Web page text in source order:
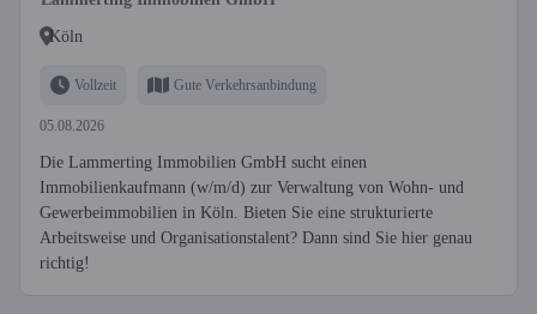
Köln
Vollzeit Gute Verkehrsanbindung
05.08.2026
Die Lammerting Immobilien GmbH sucht einen
Immobilienkaufmann (w/m/d) zur Verwaltung von Wohn- und
Gewerbeimmobilien in Köln. Bieten Sie eine strukturierte
Arbeitsweise und Organisationstalent? Dann sind Sie hier genau
richtig!